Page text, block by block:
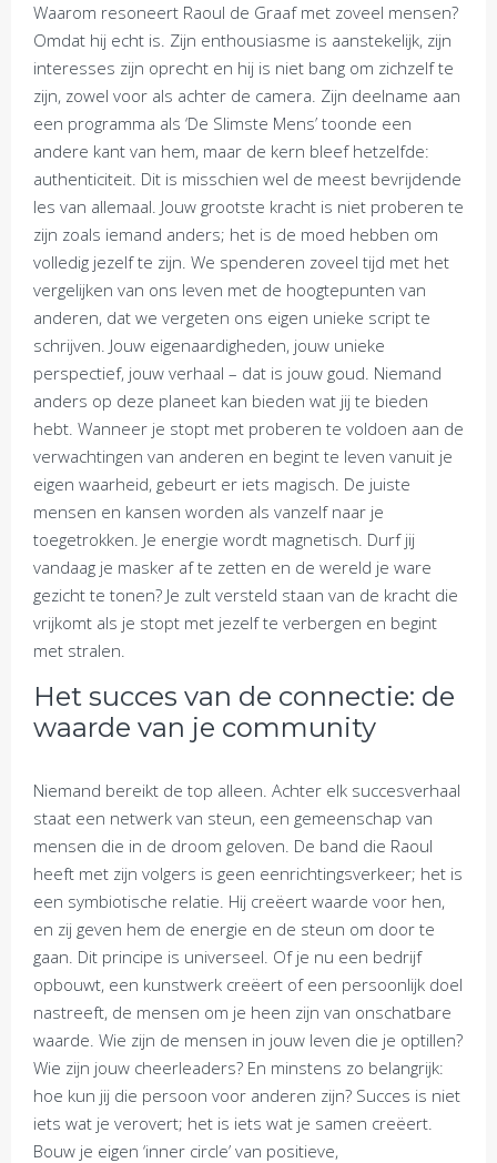
Waarom resoneert Raoul de Graaf met zoveel mensen?
Omdat hij echt is. Zijn enthousiasme is aanstekelijk, zijn
interesses zijn oprecht en hij is niet bang om zichzelf te
zijn, zowel voor als achter de camera. Zijn deelname aan
een programma als ‘De Slimste Mens’ toonde een
andere kant van hem, maar de kern bleef hetzelfde:
authenticiteit. Dit is misschien wel de meest bevrijdende
les van allemaal. Jouw grootste kracht is niet proberen te
zijn zoals iemand anders; het is de moed hebben om
volledig jezelf te zijn. We spenderen zoveel tijd met het
vergelijken van ons leven met de hoogtepunten van
anderen, dat we vergeten ons eigen unieke script te
schrijven. Jouw eigenaardigheden, jouw unieke
perspectief, jouw verhaal – dat is jouw goud. Niemand
anders op deze planeet kan bieden wat jij te bieden
hebt. Wanneer je stopt met proberen te voldoen aan de
verwachtingen van anderen en begint te leven vanuit je
eigen waarheid, gebeurt er iets magisch. De juiste
mensen en kansen worden als vanzelf naar je
toegetrokken. Je energie wordt magnetisch. Durf jij
vandaag je masker af te zetten en de wereld je ware
gezicht te tonen? Je zult versteld staan van de kracht die
vrijkomt als je stopt met jezelf te verbergen en begint
met stralen.
Het succes van de connectie: de
waarde van je community
Niemand bereikt de top alleen. Achter elk succesverhaal
staat een netwerk van steun, een gemeenschap van
mensen die in de droom geloven. De band die Raoul
heeft met zijn volgers is geen eenrichtingsverkeer; het is
een symbiotische relatie. Hij creëert waarde voor hen,
en zij geven hem de energie en de steun om door te
gaan. Dit principe is universeel. Of je nu een bedrijf
opbouwt, een kunstwerk creëert of een persoonlijk doel
nastreeft, de mensen om je heen zijn van onschatbare
waarde. Wie zijn de mensen in jouw leven die je optillen?
Wie zijn jouw cheerleaders? En minstens zo belangrijk:
hoe kun jij die persoon voor anderen zijn? Succes is niet
iets wat je verovert; het is iets wat je samen creëert.
Bouw je eigen ‘inner circle’ van positieve,